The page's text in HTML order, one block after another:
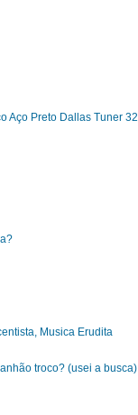
Aço Preto Dallas Tuner 32
Musica Erudita
troco? (usei a busca)